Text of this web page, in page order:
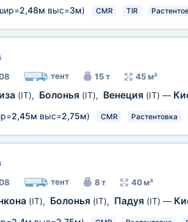
2,48м выс=3м) CMR TIR
тент 15 т 45 м³
(IT), Болонья (IT), Венеция (IT) —
2,45м выс=2,75м) CMR Растентовка
тент 8 т 40 м³
(IT), Болонья (IT), Падуя (IT) —